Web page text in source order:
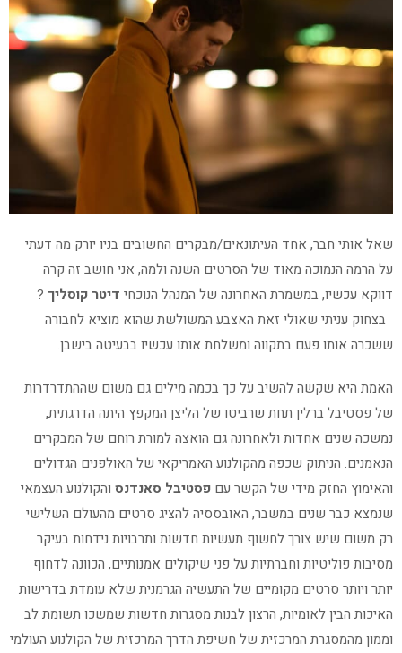
שאל אותי חבר, אחד העיתונאים/מבקרים החשובים בניו יורק מה דעתי
על הרמה הנמוכה מאוד של הסרטים השנה ולמה, אני חושב זה קרה
דווקא עכשיו, במשמרת האחרונה של המנהל הנוכחידיטר קוסליך?
בצחוק עניתי שאולי זאת האצבע המשולשת שהוא מוציא לחבורה
ששכרה אותו פעם בתקווה ומשלחת אותו עכשיו בבעיטה בישבן.
האמת היא שקשה להשיב על כך בכמה מילים גם משום שההתדרדרות
של פסטיבל ברלין תחת שרביטו של הליצן המקפץ היתה הדרגתית,
נמשכה שנים אחדות ולאחרונה גם הואצה למורת רוחם של המבקרים
הנאמנים. הניתוק שכפה מהקולנוע האמריקאי של האולפנים הגדולים
והאימוץ החזק מידי של הקשר עם פסטיבל סאנדנסוהקולנוע העצמאי
שנמצא כבר שנים במשבר, האובססיה להציג סרטים מהעולם השלישי
רק משום שיש צורך לחשוף תעשיות חדשות ותרבויות נידחות בעיקר
מסיבות פוליטיות וחברתיות על פני שיקולים אמנותיים, הכוונה לדחוף
יותר ויותר סרטים מקומיים של התעשיה הגרמנית שלא עומדת בדרישות
האיכות הבין לאומיות, הרצון לבנות מסגרות חדשות שמשכו תשומת לב
וממון מהמסגרת המרכזית של חשיפת הדרך המרכזית של הקולנוע העולמי